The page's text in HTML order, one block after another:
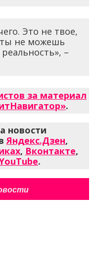
Это не твое,
не можешь
–
за материал
.
новости
Яндекс.Дзен,
, Вконтакте,
.